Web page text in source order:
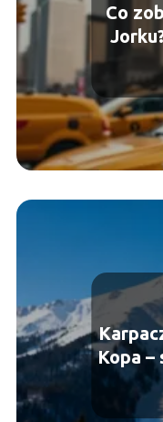
Co
Kopa –